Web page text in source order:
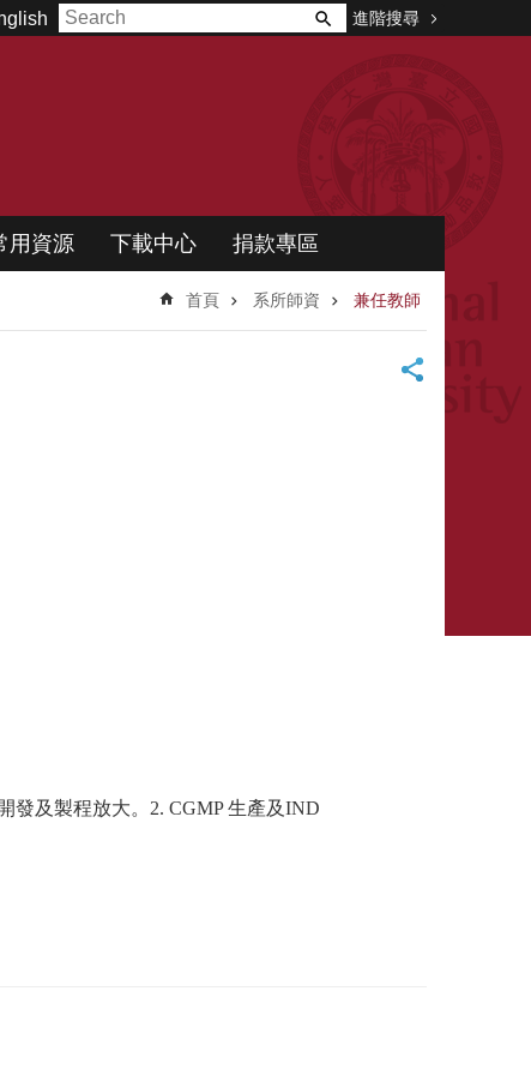
進階搜尋
用資源 下載中心 捐款專區
首頁 系所師資 兼任教師
發及製程放大。2. CGMP 生產及IND